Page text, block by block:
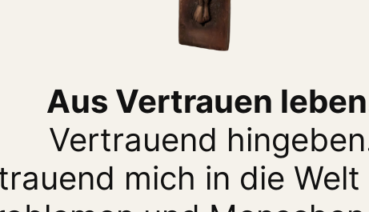
Aus Vertrauen
Vertrauend
mich in die Welt